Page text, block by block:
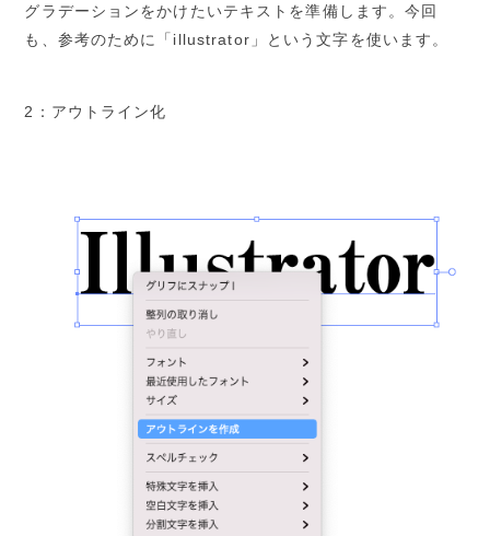
グラデーションをかけたいテキストを準備します。今回
も、参考のために「illustrator」という文字を使います。
2：アウトライン化